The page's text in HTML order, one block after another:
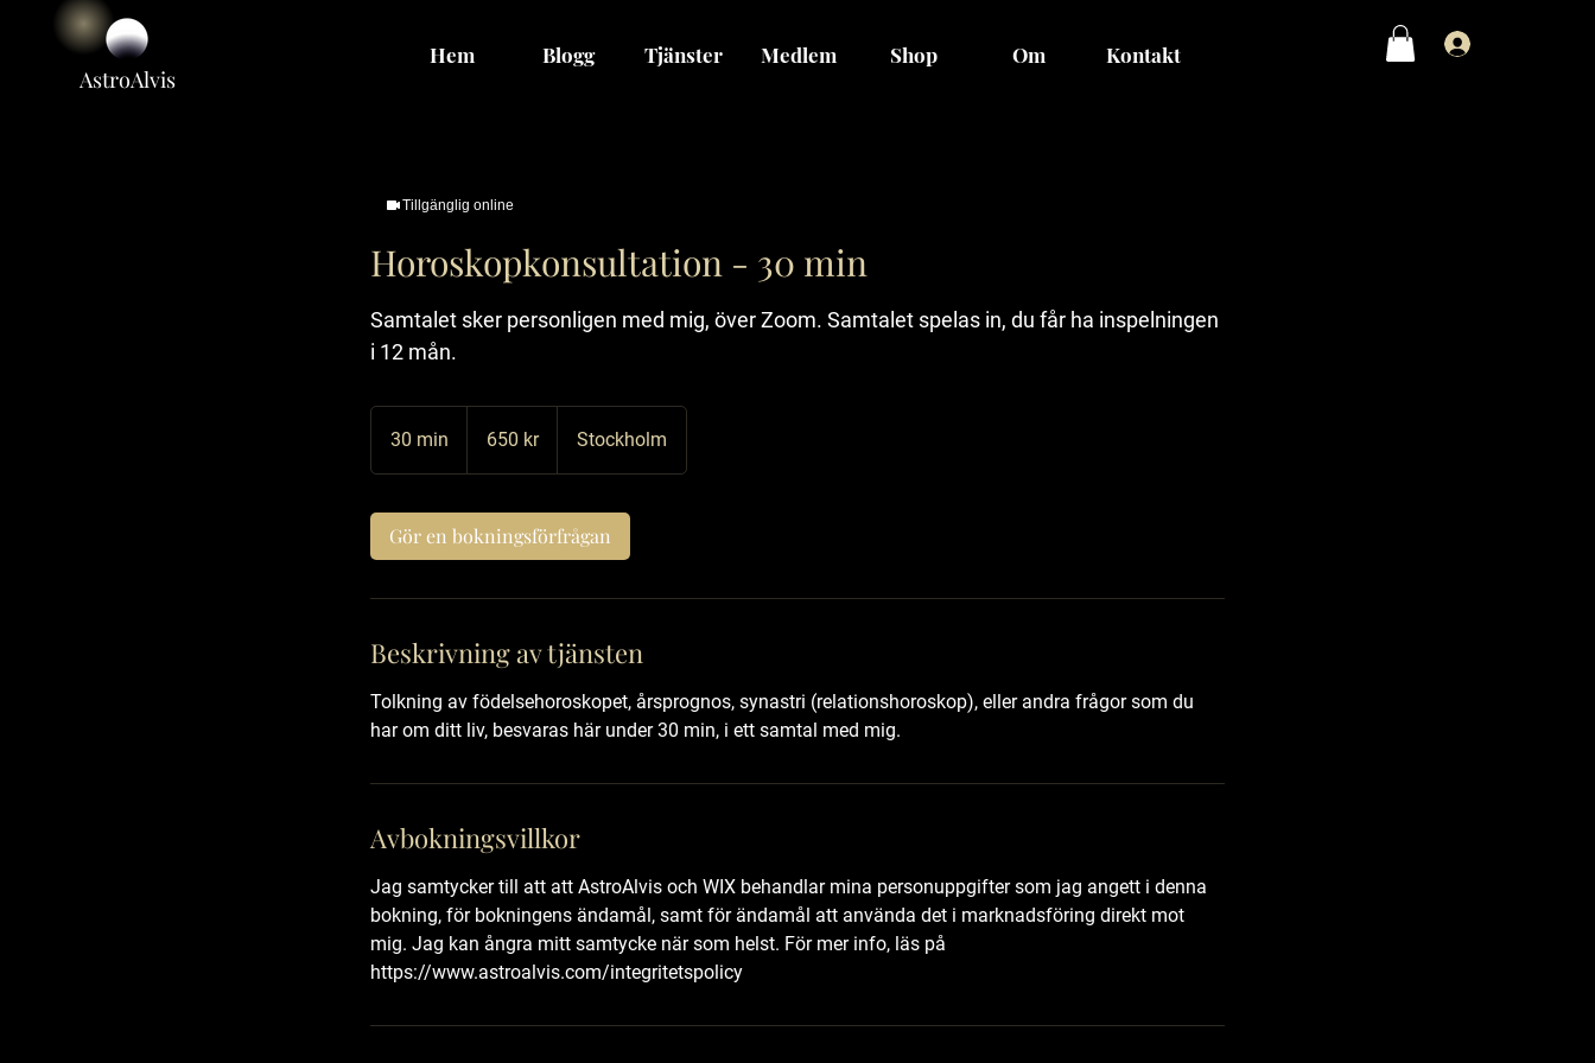
AstroAlvis
Hem Blogg Tjänster Medlem Shop Om Kontakt
Tillgänglig online
Horoskopkonsultation - 30 min
Samtalet sker personligen med mig, över Zoom. Samtalet spelas in, du får ha inspelningen
i 12 mån.
30 min
0
i
kronor650 kr Stockholm
Gör en bokningsförfrågan
Beskrivning av tjänsten
Tolkning av födelsehoroskopet, årsprognos, synastri (relationshoroskop), eller andra frågor som du
har om ditt liv, besvaras här under 30 min, i ett samtal med mig.
Avbokningsvillkor
Jag samtycker till att att AstroAlvis och WIX behandlar mina personuppgifter som jag angett i denna
bokning, för bokningens ändamål, samt för ändamål att använda det i marknadsföring direkt mot
mig. Jag kan ångra mitt samtycke när som helst. För mer info, läs på
https://www.astroalvis.com/integritetspolicy